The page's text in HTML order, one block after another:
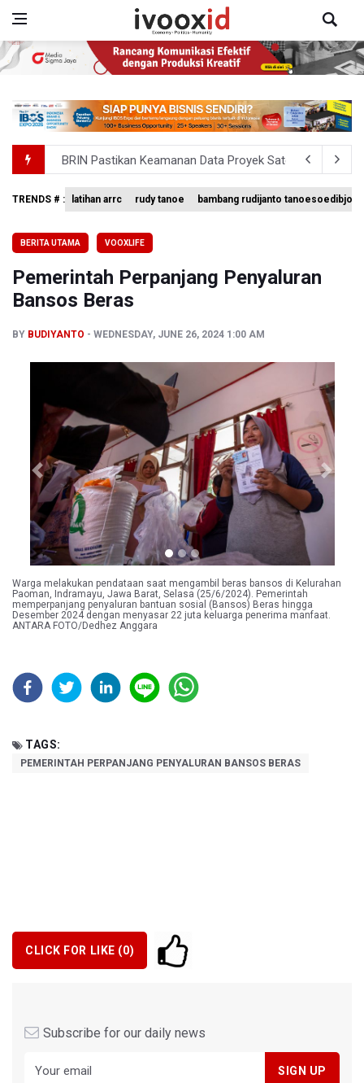
BRIN Pastikan Keamanan Data Proyek Satelit Lampung-1
BRIN Sebut Teknologi ANG Berpotensi Hemat Subsidi
BRIN Kembangkan Teknologi Modifikasi Cuaca hingga
KPK Minta Bambang Rudijanto Tanoesoedibjo
TRENDS # : latihan arrc rudy tanoe bambang rudijanto tanoesoedibjo
BERITA UTAMA VOOXLIFE
Pemerintah Perpanjang Penyaluran
Bansos Beras
BY BUDIYANTO WEDNESDAY, JUNE 26, 2024 1:00 AM
Previous Next
Warga melakukan pendataan saat mengambil beras bansos di Kelurahan
Paoman, Indramayu, Jawa Barat, Selasa (25/6/2024). Pemerintah
memperpanjang penyaluran bantuan sosial (Bansos) Beras hingga
Desember 2024 dengan menyasar 22 juta keluarga penerima manfaat.
ANTARA FOTO/Dedhez Anggara
TAGS:
PEMERINTAH PERPANJANG PENYALURAN BANSOS BERAS
CLICK FOR LIKE (0)
Subscribe for our daily news